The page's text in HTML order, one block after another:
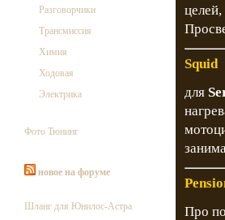
Разговорчики
Трансмиссия
Химия
Ходовая
Электрика
Фото Тюнинг
новое на форуме
Шланг для Юнилос-Астра
Squid
для
Про